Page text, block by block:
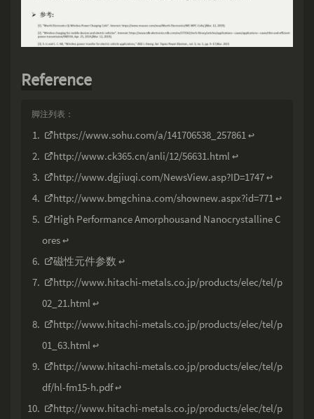
Reference
https://www.sohu.com/a/141706538_257861 ↩
http://www.ck365.cn/anli/12/56631.html ↩
http://www.dgjiuqi.com/NewsView.asp?ID=1747↩
http://www.bmgchina.com/shownew.aspx?id=771 ↩
High Performance Amorphousand Nanocrystalline C
ores↩
磁性元件参数 ↩
http://www.hitachi-metals.co.jp/products/elec/tel/p
02_21.html ↩
http://www.hitachi-metals.co.jp/products/elec/tel/p
01_63.html ↩
http://www.hitachi-metals.co.jp/products/elec/tel/p
df/hl-fm15-h.pdf↩
http://www.hitachi-metals.co.jp/products/elec/tel/p